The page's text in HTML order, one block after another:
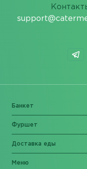
Банкет
Фуршет
Доставка еды
Меню